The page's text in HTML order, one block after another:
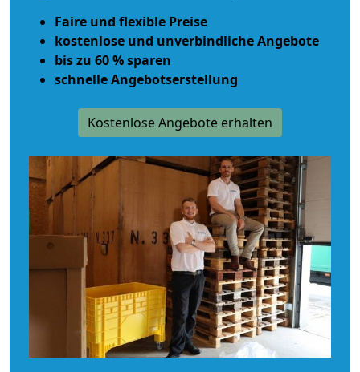
Faire und flexible Preise
kostenlose und unverbindliche Angebote
bis zu 60 % sparen
schnelle Angebotserstellung
Kostenlose Angebote erhalten